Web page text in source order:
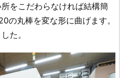
をこだわらなければ結構簡
丸棒を変な形に曲げます。
た。